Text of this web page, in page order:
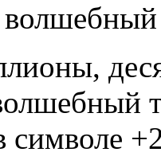
символе